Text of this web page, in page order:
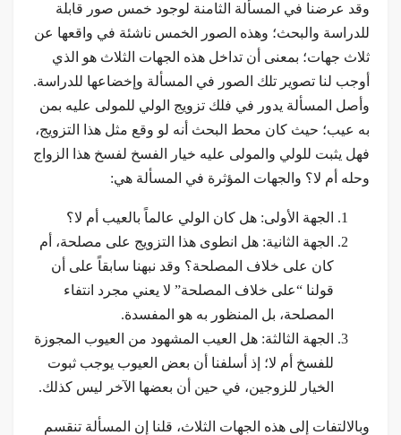
وقد عرضنا في المسألة الثامنة لوجود خمس صور قابلة
للدراسة والبحث؛ وهذه الصور الخمس ناشئة في واقعها عن
ثلاث جهات؛ بمعنى أن تداخل هذه الجهات الثلاث هو الذي
أوجب لنا تصوير تلك الصور في المسألة وإخضاعها للدراسة.
وأصل المسألة يدور في فلك تزويج الولي للمولى عليه بمن
به عيب؛ حيث كان محط البحث أنه لو وقع مثل هذا التزويج،
فهل يثبت للولي والمولى عليه خيار الفسخ لفسخ هذا الزواج
وحله أم لا؟ والجهات المؤثرة في المسألة هي:
الجهة الأولى: هل كان الولي عالماً بالعيب أم لا؟
الجهة الثانية: هل انطوى هذا التزويج على مصلحة، أم
كان على خلاف المصلحة؟ وقد نبهنا سابقاً على أن
قولنا “على خلاف المصلحة” لا يعني مجرد انتفاء
المصلحة، بل المنظور به هو المفسدة.
الجهة الثالثة: هل العيب المشهود من العيوب المجوزة
للفسخ أم لا؛ إذ أسلفنا أن بعض العيوب يوجب ثبوت
الخيار للزوجين، في حين أن بعضها الآخر ليس كذلك.
وبالالتفات إلى هذه الجهات الثلاث، قلنا إن المسألة تنقسم